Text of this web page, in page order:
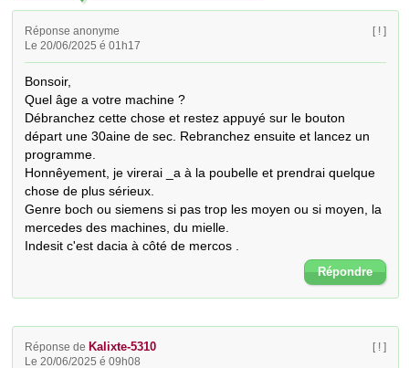
Réponse anonyme
Le 20/06/2025 é 01h17
[ ! ]
Bonsoir,
Quel âge a votre machine ?
Débranchez cette chose et restez appuyé sur le bouton
départ une 30aine de sec. Rebranchez ensuite et lancez un
programme.
Honnêyement, je virerai _a à la poubelle et prendrai quelque
chose de plus sérieux.
Genre boch ou siemens si pas trop les moyen ou si moyen, la
mercedes des machines, du mielle.
Indesit c'est dacia à côté de mercos .
Répondre
Réponse de Kalixte-5310
Le 20/06/2025 é 09h08
[ ! ]